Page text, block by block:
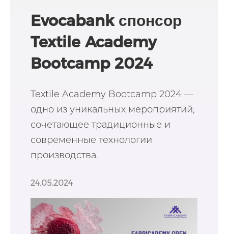
Evocabank спонсор
Textile Academy
Bootcamp 2024
Textile Academy Bootcamp 2024 —
одно из уникальных мероприятий,
сочетающее традиционные и
современные технологии
производства.
24.05.2024